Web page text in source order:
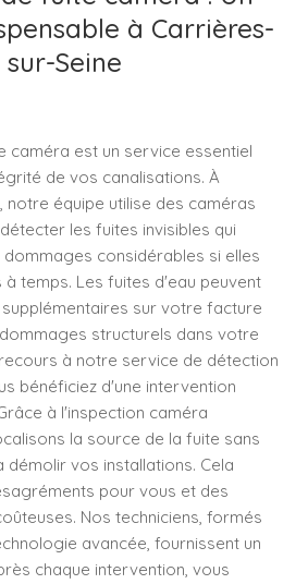
à Carrières-
sur-Seine
caméra est un service essentiel
de vos canalisations. À
notre équipe utilise des caméras
les fuites invisibles qui
considérables si elles
temps. Les fuites d'eau peuvent
sur votre facture
structurels dans votre
à notre service de détection
bénéficiez d'une intervention
à l'inspection caméra
la source de la fuite sans
vos installations. Cela
pour vous et des
Nos techniciens, formés
avancée, fournissent un
chaque intervention, vous